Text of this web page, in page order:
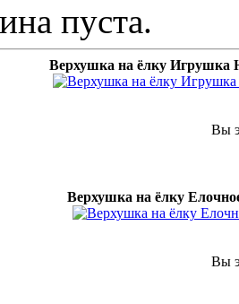
пуста.
Верхушка на ёлку
Вы
Верхушка на ёлку
Вы